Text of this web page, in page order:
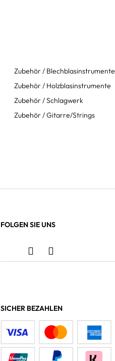
Zubehör / Blechblasinstrumente
Zubehör / Holzblasinstrumente
Zubehör / Schlagwerk
Zubehör / Gitarre/Strings
FOLGEN SIE UNS
SICHER BEZAHLEN